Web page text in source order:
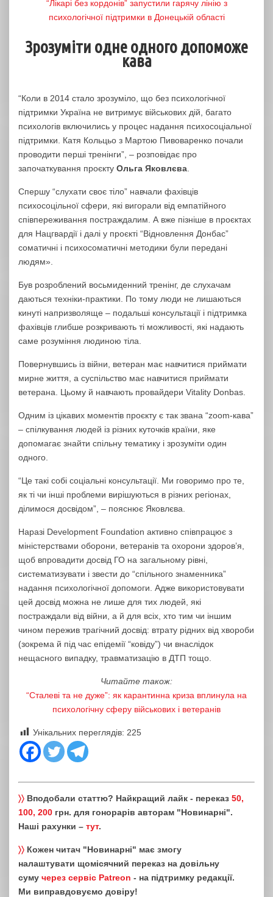
“Лікарі без кордонів” запустили гарячу лінію з
психологічної підтримки в Донецькій області
Зрозуміти одне одного допоможе
кава
“Коли в 2014 стало зрозуміло, що без психологічної
підтримки Україна не витримує військових дій, багато
психологів включились у процес надання психосоціальної
підтримки. Катя Кольцьо з Мартою Пивоваренко почали
проводити перші тренінги”, – розповідає про
започаткування проєкту Ольга Яковлєва
Спершу “слухати своє тіло” навчали фахівців
психосоцільної сфери, які вигорали від емпатійного
співпереживання постраждалим. А вже пізніше в проєктах
для Нацгвардії і далі у проєкті “Відновлення Донбас”
соматичні і психосоматичні методики були передані
людям».
Був розроблений восьмиденний тренінг, де слухачам
даються техніки-практики. По тому люди не лишаються
кинуті напризволяще – подальші консультації і підтримка
фахівців глибше розкривають ті можливості, які надають
саме розуміння людиною тіла.
Повернувшись із війни, ветеран має навчитися приймати
мирне життя, а суспільство має навчитися приймати
ветерана. Цьому й навчають провайдери Vitality Donbas.
Одним із цікавих моментів проєкту є так звана “zoom-кава”
– спілкування людей із різних куточків країни, яке
допомагає знайти спільну тематику і зрозуміти один
одного.
“Це такі собі соціальні консультації. Ми говоримо про те,
як ті чи інші проблеми вирішуються в різних регіонах,
ділимося досвідом”, – пояснює Яковлєва.
Наразі Development Foundation активно співпрацює з
міністерствами оборони, ветеранів та охорони здоров’я,
щоб впровадити досвід ГО на загальному рівні,
систематизувати і звести до “спільного знаменника”
надання психологічної допомоги. Адже використовувати
цей досвід можна не лише для тих людей, які
постраждали від війни, а й для всіх, хто тим чи іншим
чином пережив трагічний досвід: втрату рідних від хвороби
(зокрема й під час епідемії “ковіду”) чи внаслідок
нещасного випадку, травматизацію в ДТП тощо.
Читайте також:
“Сталеві та не дуже”: як карантинна криза вплинула на
психологічну сферу військових і ветеранів
Унікальних переглядів: 225
〉〉 Вподобали статтю? Найкращий лайк - переказ 50,
100, 200 грн. для гонорарів авторам "Новинарні".
Наші рахунки – тут.
〉〉 Кожен читач "Новинарні" має змогу
налаштувати щомісячний переказ на довільну
суму через сервіс Patreon - на підтримку редакції.
Ми виправдовуємо довіру!